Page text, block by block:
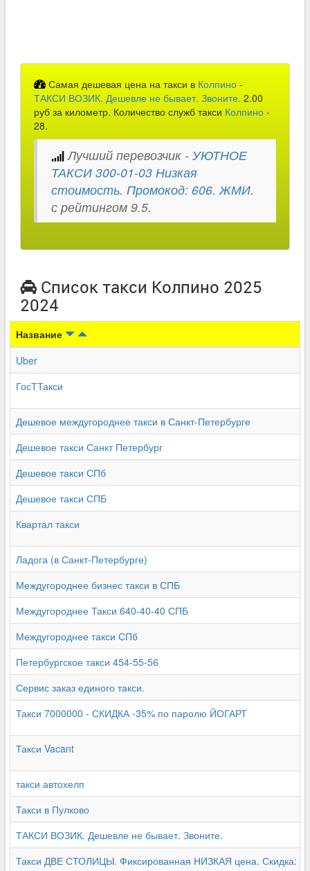
Самая дешевая цена на такси в Колпино -
ТАКСИ ВОЗИК. Дешевле не бывает. Звоните. 2.00
руб за километр. Количество служб такси Колпино -
28.
Лучший перевозчик - УЮТНОЕ
ТАКСИ 300-01-03 Низкая
стоимость. Промокод: 606. ЖМИ.
с рейтингом 9.5.
Список такси Колпино 2025
2024
Название
Uber
ГосТТакси
Дешевое междугороднее такси в Санкт-Петербурге
Дешевое такси Санкт Петербург
Дешевое такси СПб
Дешевое такси СПБ
Квартал такси
Ладога (в Санкт-Петербурге)
Междугороднее бизнес такси в СПБ
Междугороднее Такси 640-40-40 СПБ
Междугороднее такси СПб
Петербургское такси 454-55-56
Сервис заказ единого такси.
Такси 7000000 - СКИДКА -35% по паролю ЙОГАРТ
Такси Vacant
такси автохелп
Такси в Пулково
ТАКСИ ВОЗИК. Дешевле не бывает. Звоните.
Такси ДВЕ СТОЛИЦЫ. Фиксированная НИЗКАЯ цена. Скидка: